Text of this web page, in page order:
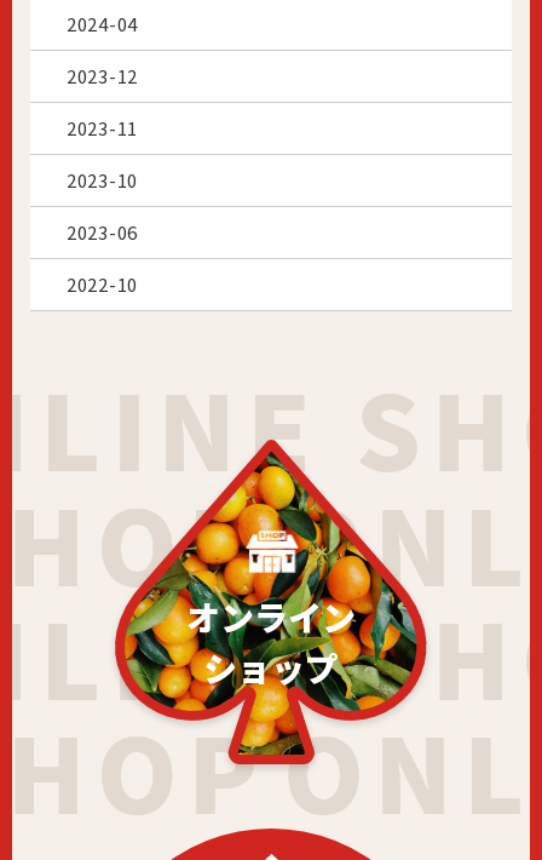
2024-04
2023-12
2023-11
2023-10
2023-06
2022-10
オンライン
ショップ